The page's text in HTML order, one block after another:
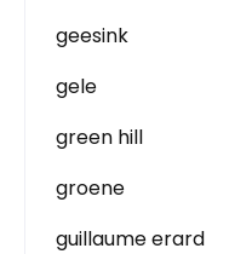
geesink
gele
green hill
groene
guillaume erard